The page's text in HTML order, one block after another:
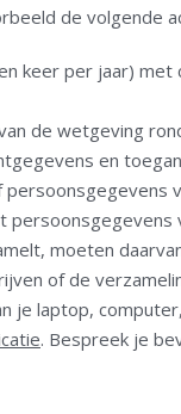
de volgende
keer per jaar)
de wetgeving
en
moeten
of de
je laptop,
. Bespreek je